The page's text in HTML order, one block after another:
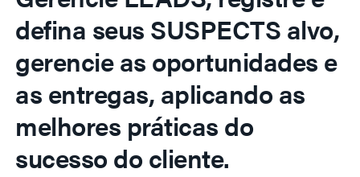
defina seus SUSPECTS alvo,
gerencie as oportunidades e
as entregas, aplicando as
melhores práticas do
sucesso do cliente.